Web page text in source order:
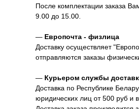
После комплектации заказа
9.00 до 15.00.
— Европочта - физлица
Доставку осуществляет
отправляются заказы
— Курьером службы
Доставка по Республике
юридических лиц от 500 руб и